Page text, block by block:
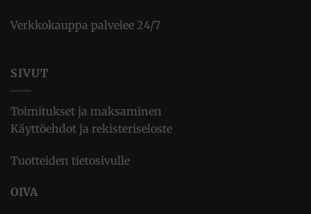
Verkkokauppa palvelee 24/7
SIVUT
Toimitukset ja maksaminen
Käyttöehdot ja rekisteriseloste
Tuotteiden tietosivulle
OIVA